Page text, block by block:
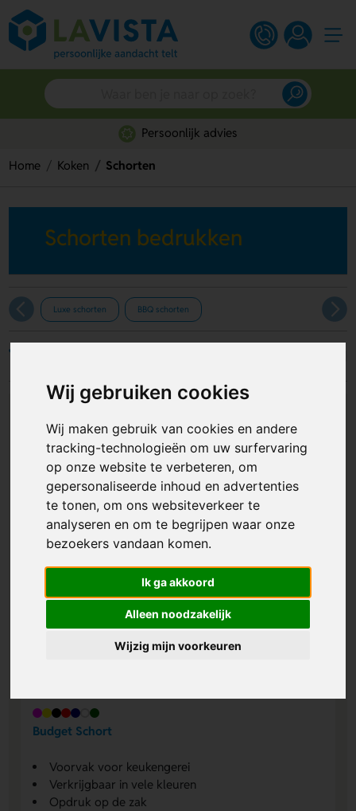
Wij gebruiken cookies
Wij maken gebruik van cookies en andere
tracking-technologieën om uw surfervaring
op onze website te verbeteren, om
gepersonaliseerde inhoud en advertenties
te tonen, om ons websiteverkeer te
analyseren en om te begrijpen waar onze
bezoekers vandaan komen.
Ik ga akkoord
Alleen noodzakelijk
Wijzig mijn voorkeuren
Persoonlijk advies
Home Koken Schorten
Schorten bedrukken
Luxe schorten BBQ schorten
Budget Schort
Voorvak voor keukengerei
Verkrijgbaar in vele kleuren
Opdruk op de zak